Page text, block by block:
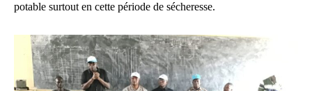
potable surtout en cette période de sécheresse.